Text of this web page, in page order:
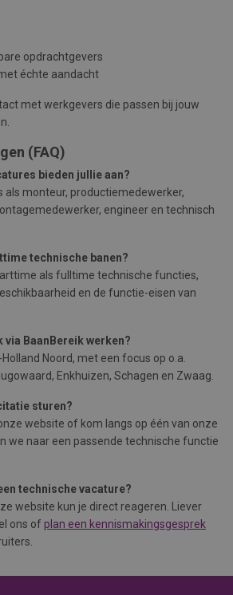
opdrachtgevers
échte aandacht
met werkgevers die passen bij jouw
(FAQ)
bieden jullie aan?
als monteur, productiemedewerker,
engineer en technisch
technische banen?
als fulltime technische functies,
en de functie-eisen van
via BaanBereik werken?
Noord, met een focus op o.a.
Enkhuizen, Schagen en Zwaag.
sturen?
website of kom langs op één van onze
we naar een passende technische functie
technische vacature?
website kun je direct reageren. Liever
ons of plan een kennismakingsgesprek